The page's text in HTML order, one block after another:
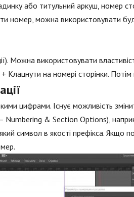
або титульний аркуш, номер
номер, можна використовувати
Можна використовувати
на номері сторінки. Потім
цифрами. Існує можливість
Numbering & Section Options),
символ в якості префікса. Якщо